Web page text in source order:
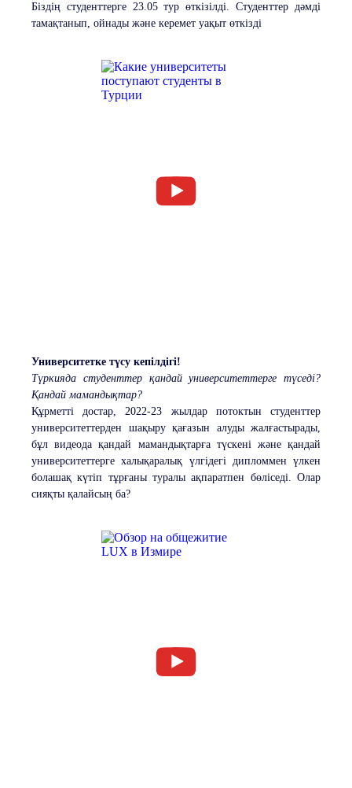
Біздің студенттерге 23.05 тур өткізілді. Студенттер дәмді
тамақтанып, ойнады және керемет уақыт өткізді
Университетке түсу кепілдігі!
Түркияда студенттер қандай университеттерге түседі?
Қандай мамандықтар?
Құрметті достар, 2022-23 жылдар потоктын студенттер
университеттерден шақыру қағазын алуды жалғастырады,
бұл видеода қандай мамандықтарға түскені және қандай
университеттерге халықаралық үлгідегі дипломмен үлкен
болашақ күтіп тұрғаны туралы ақпаратпен бөліседі. Олар
сияқты қалайсың ба?